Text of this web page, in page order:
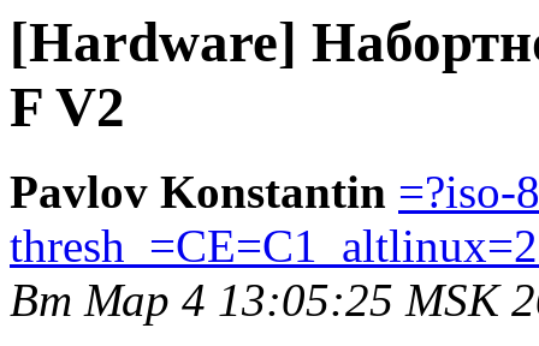
[Hardware]
F V2
Pavlov Konstantin =?iso-
Вт Мар 4 13:05:25 MSK